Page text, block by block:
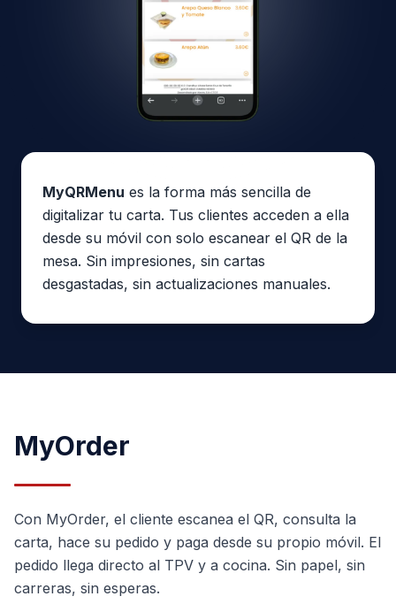
MyQRMenu es la forma más sencilla de
digitalizar tu carta. Tus clientes acceden a ella
desde su móvil con solo escanear el QR de la
mesa. Sin impresiones, sin cartas
desgastadas, sin actualizaciones manuales.
MyOrder
Con MyOrder, el cliente escanea el QR, consulta la
carta, hace su pedido y paga desde su propio móvil. El
pedido llega directo al TPV y a cocina. Sin papel, sin
carreras, sin esperas.